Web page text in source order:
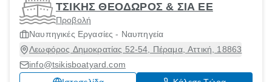
ΤΣΙΚΗΣ ΘΕΟΔΩΡΟΣ & ΣΙΑ ΕΕ
Προβολή
Ναυπηγικές Εργασίες - Ναυπηγεία
Λεωφόρος Δημοκρατίας 52-54, Πέραμα, Αττική, 18863
info@tsikisboatyard.com